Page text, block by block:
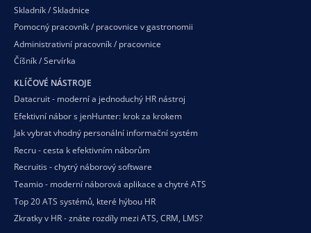
Skladník / Skladnice
Pomocný pracovník / pracovnice v gastronomii
Administrativní pracovník / pracovnice
Číšník / Servírka
KLÍČOVÉ NÁSTROJE
Datacruit - moderní a jednoduchý HR nástroj
Efektivní nábor s jenHunter: krok za krokem
Jak vybrat vhodný personální informační systém
Recru - cesta k efektivním náborům
Recruitis - chytrý náborový software
Teamio - moderní náborová aplikace a chytré ATS
Top 20 ATS systémů, které hýbou HR
Zkratky v HR - znáte rozdíly mezi ATS, CRM, LMS?